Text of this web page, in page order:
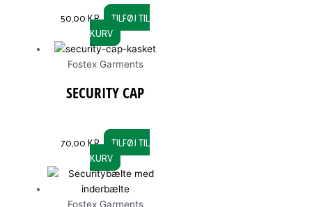
50,00KR.
TILFØJ TIL
KURV
Fostex Garments
SECURITY CAP
70,00KR.
TILFØJ TIL
KURV
Fostex Garments
on
the
product
page